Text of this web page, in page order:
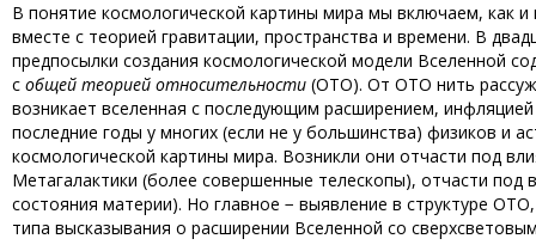
В понятие космологической картины мира мы включаем, как
вместе с теорией гравитации, пространства и времени. В
предпосылки создания космологической модели Вселенной
с общей теорией относительности (ОТО). От ОТО нить
возникает вселенная с последующим расширением,
последние годы у многих (если не у большинства) физиков и
космологической картины мира. Возникли они отчасти под
Метагалактики (более совершенные телескопы), отчасти под
состояния материи). Но главное − выявление в структуре
типа высказывания о расширении Вселенной со